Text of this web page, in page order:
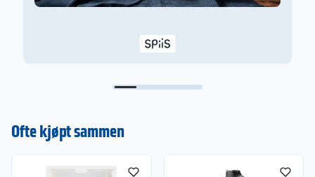
Ofte kjøpt sammen